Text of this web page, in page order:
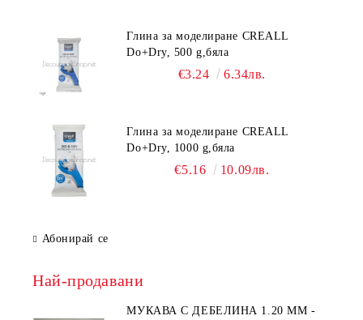
Глина за моделиране CREALL
Do+Dry, 500 g,бяла
€3.24 6.34лв.
Глина за моделиране CREALL
Do+Dry, 1000 g,бяла
€5.16 10.09лв.
Абонирай се
Най-продавани
МУКАВА С ДЕБЕЛИНА 1.20 MM -